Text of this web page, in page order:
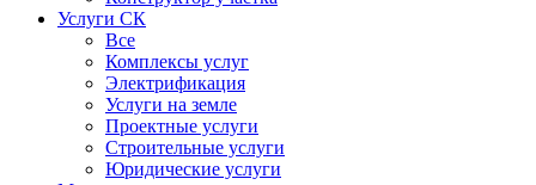
Услуги СК
Все
Комплексы услуг
Электрификация
Услуги на земле
Проектные услуги
Строительные услуги
Юридические услуги